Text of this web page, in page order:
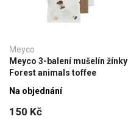
Meyco
Meyco 3-balení mušelín žínky
Forest animals toffee
150 Kč
Na objednání